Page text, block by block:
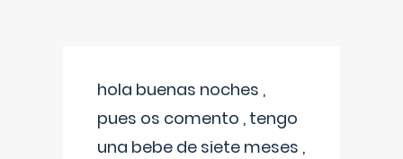
hola buenas noches ,
pues os comento , tengo
una bebe de siete meses ,